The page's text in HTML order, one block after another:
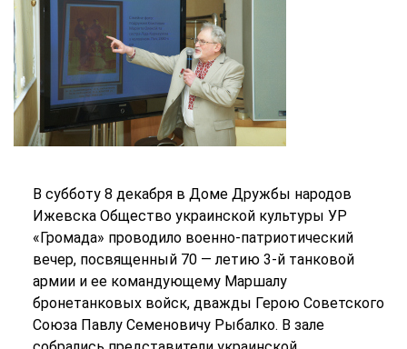
В субботу 8 декабря в Доме Дружбы народов
Ижевска Общество украинской культуры УР
«Громада» проводило военно-патриотический
вечер, посвященный 70 — летию 3-й танковой
армии и ее командующему Маршалу
бронетанковых войск, дважды Герою Советского
Союза Павлу Семеновичу Рыбалко. В зале